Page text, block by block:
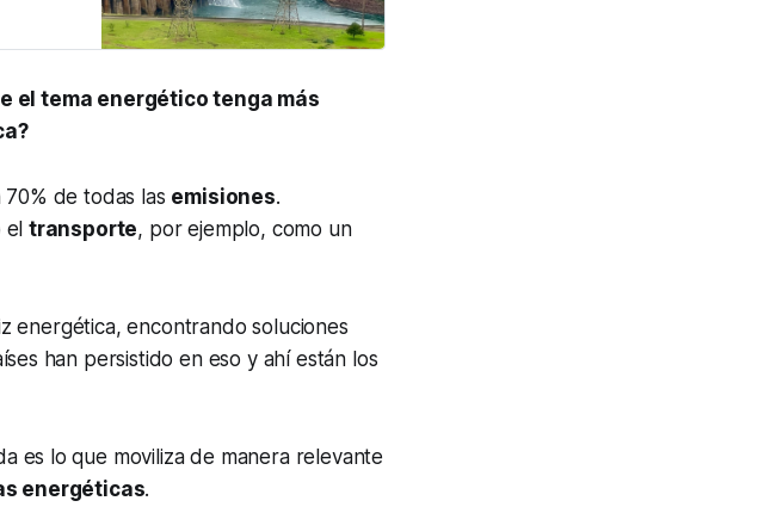
el tema energético tenga más
de todas las emisiones.
el transporte, por ejemplo, como un
energética, encontrando soluciones
han persistido en eso y ahí están los
es lo que moviliza de manera relevante
energéticas.